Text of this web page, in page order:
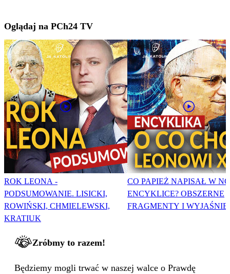
Oglądaj na PCh24 TV
ROK LEONA -
PODSUMOWANIE. LISICKI,
ROWIŃSKI, CHMIELEWSKI,
KRATIUK
CO PAPIEŻ NAPISAŁ W
ENCYKLICE? OBSZERNE
FRAGMENTY I
Zróbmy to razem!
Będziemy mogli trwać w naszej walce o Prawdę